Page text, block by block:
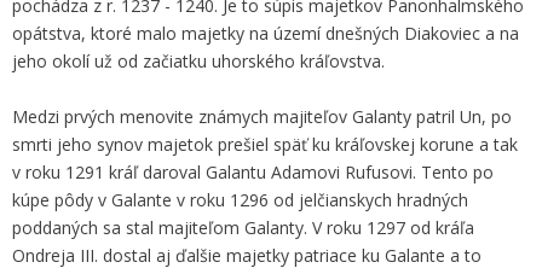
pochádza z r. 1237 - 1240. Je to súpis majetkov Panonhalmského
opátstva, ktoré malo majetky na území dnešných Diakoviec a na
jeho okolí už od začiatku uhorského kráľovstva.
Medzi prvých menovite známych majiteľov Galanty patril Un, po
smrti jeho synov majetok prešiel späť ku kráľovskej korune a tak
v roku 1291 kráľ daroval Galantu Adamovi Rufusovi. Tento po
kúpe pôdy v Galante v roku 1296 od jelčianskych hradných
poddaných sa stal majiteľom Galanty. V roku 1297 od kráľa
Ondreja III. dostal aj ďalšie majetky patriace ku Galante a to